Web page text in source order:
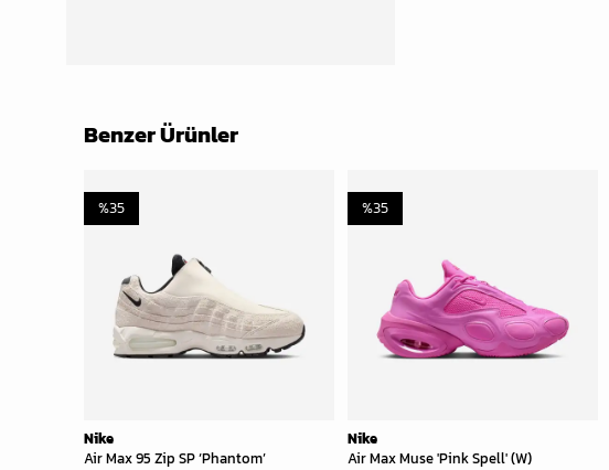
Benzer Ürünler
Nike
Air Max 95 Zip SP ‘Phantom’
%35
Nike
Air Max Muse 'Pink Spell' (W)
%35